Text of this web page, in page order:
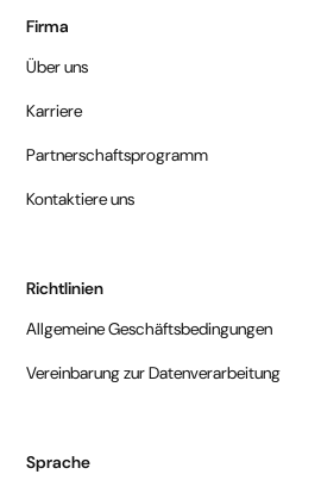
Firma
Über uns
Karriere
Partnerschaftsprogramm
Kontaktiere uns
Richtlinien
Allgemeine Geschäftsbedingungen
Vereinbarung zur Datenverarbeitung
Sprache